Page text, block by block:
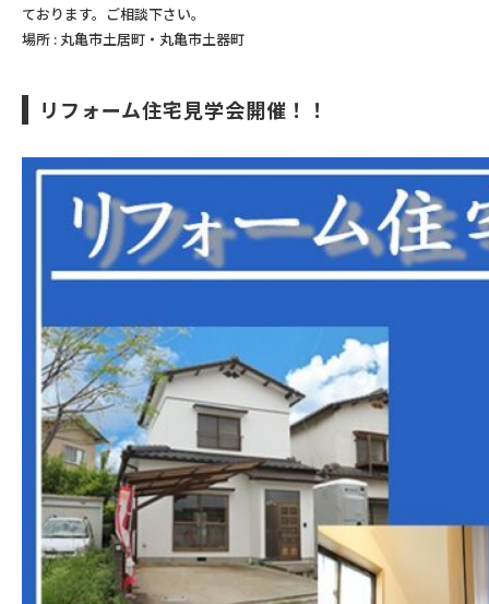
ております。ご相談下さい。
場所 : 丸亀市土居町・丸亀市土器町
リフォーム住宅見学会開催！！